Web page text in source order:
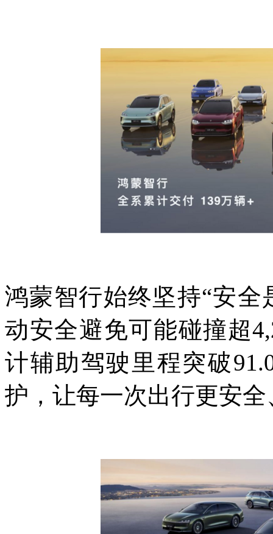
鸿蒙智行始终坚持“安
动安全避免可能碰撞超
计辅助驾驶里程突破
护，让每一次出行更安